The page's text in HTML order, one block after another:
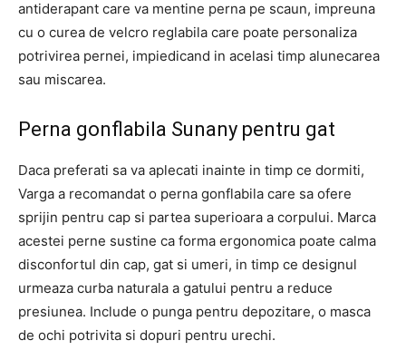
antiderapant care va mentine perna pe scaun, impreuna
cu o curea de velcro reglabila care poate personaliza
potrivirea pernei, impiedicand in acelasi timp alunecarea
sau miscarea.
Perna gonflabila Sunany pentru gat
Daca preferati sa va aplecati inainte in timp ce dormiti,
Varga a recomandat o perna gonflabila care sa ofere
sprijin pentru cap si partea superioara a corpului. Marca
acestei perne sustine ca forma ergonomica poate calma
disconfortul din cap, gat si umeri, in timp ce designul
urmeaza curba naturala a gatului pentru a reduce
presiunea. Include o punga pentru depozitare, o masca
de ochi potrivita si dopuri pentru urechi.